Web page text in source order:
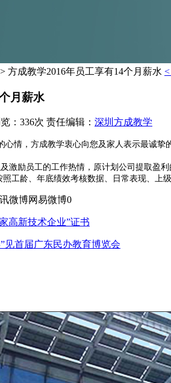
> 方成教学2016年员工享有14个月薪水
月薪水
：336次 责任编辑： 深圳方成教学
情，方成教学衷心向您及家人表示最诚
励员工的工作热情，原计划公司提取盈
工龄、年底绩效考核数据、日常表现、上
微博网易微博0
高新技术企业”证书
见首届广东民办教育博览会